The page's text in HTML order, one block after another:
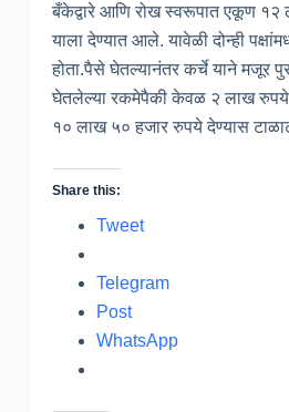
बँकेद्वारे आणि रोख स्वरूपात एकूण १२
याला देण्यात आले. यावेळी दोन्ही
होता.पैसे घेतल्यानंतर कर्चे याने मजूर
घेतलेल्या रकमेपैकी केवळ २ लाख रुपये
१० लाख ५० हजार रुपये देण्यास
Share this:
Tweet
Telegram
Post
WhatsApp